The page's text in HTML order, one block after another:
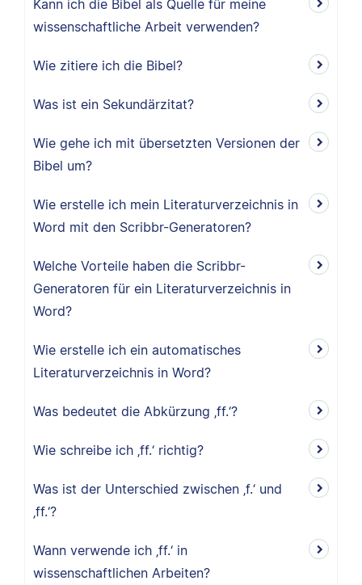
Kann ich die Bibel als Quelle für meine
wissenschaftliche Arbeit verwenden?
Wie zitiere ich die Bibel?
Was ist ein Sekundärzitat?
Wie gehe ich mit übersetzten Versionen der
Bibel um?
Wie erstelle ich mein Literaturverzeichnis in
Word mit den Scribbr-Generatoren?
Welche Vorteile haben die Scribbr-
Generatoren für ein Literaturverzeichnis in
Word?
Wie erstelle ich ein automatisches
Literaturverzeichnis in Word?
Was bedeutet die Abkürzung ‚ff.‘?
Wie schreibe ich ‚ff.‘ richtig?
Was ist der Unterschied zwischen ‚f.‘ und
‚ff.‘?
Wann verwende ich ‚ff.‘ in
wissenschaftlichen Arbeiten?